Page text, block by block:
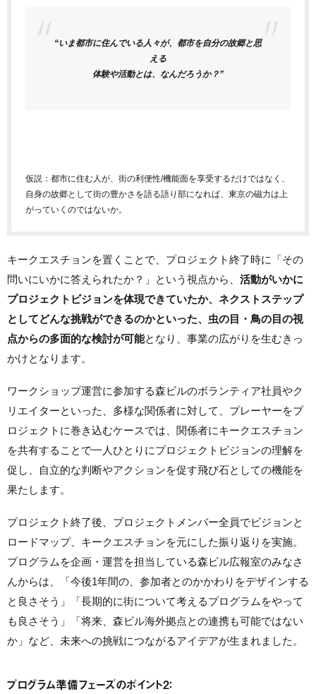
“いま都市に住んでいる人々が、都市を自分の故郷と思
える
体験や活動とは、なんだろうか？”
仮説：都市に住む人が、街の利便性/機能面を享受するだけではなく、
自身の故郷として街の豊かさを語る語り部になれば、東京の磁力は上
がっていくのではないか。
キークエスチョンを置くことで、プロジェクト終了時に「その
問いにいかに答えられたか？」という視点から、 活動がいかに
プロジェクトビジョンを体現できていたか、ネクストステップ
としてどんな挑戦ができるのかといった、虫の目・鳥の目の視
点からの多面的な検討が可能となり、事業の広がりを生むきっ
かけとなります。
ワークショップ運営に参加する森ビルのボランティア社員やク
リエイターといった、多様な関係者に対して、プレーヤーをプ
ロジェクトに巻き込むケースでは、関係者にキークエスチョン
を共有することで一人ひとりにプロジェクトビジョンの理解を
促し、自立的な判断やアクションを促す飛び石としての機能を
果たします。
プロジェクト終了後、プロジェクトメンバー全員でビジョンと
ロードマップ、キークエスチョンを元にした振り返りを実施。
プログラムを企画・運営を担当している森ビル広報室のみなさ
んからは、「今後1年間の、参加者とのかかわりをデザインする
と良さそう」「長期的に街について考えるプログラムをやって
も良さそう」「将来、森ビル海外拠点との連携も可能ではない
か」など、未来への挑戦につながるアイデアが生まれました。
プログラム準備フェーズのポイント2：